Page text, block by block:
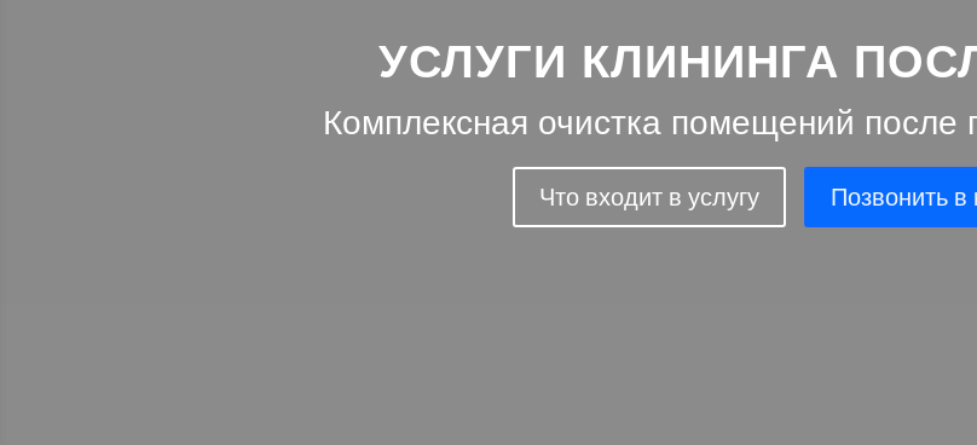
УСЛУГИ КЛИНИНГА
Комплексная очистка помещений после
Что входит в услугу Позвонить